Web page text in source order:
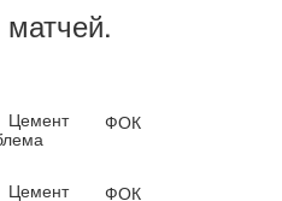
матчей.
Цемент
ФОК
Цемент
ФОК